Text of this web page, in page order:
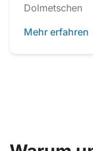
Dolmetschen
Mehr erfahren